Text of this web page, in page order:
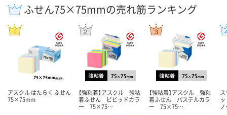
ふせん75×75mmの売れ筋ランキング
アスクル はたらく ふせん
75×75mm
【強粘着】アスクル 強粘
着ふせん ビビッドカラ
ー 75×75…
【強粘着】アスクル 強粘
着ふせん パステルカラ
ー 75×75…